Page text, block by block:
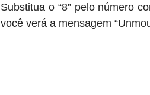
Substitua o “8” pelo número
você verá a mensagem